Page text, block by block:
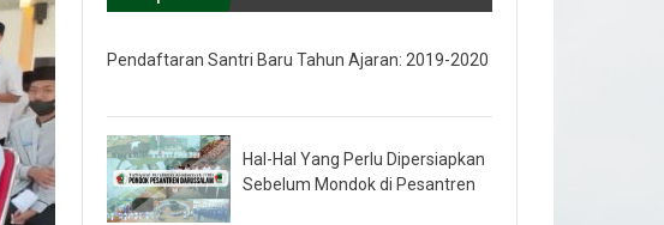
Pendaftaran Santri Baru Tahun Ajaran: 2019-2020
Hal-Hal Yang Perlu Dipersiapkan
Sebelum Mondok di Pesantren